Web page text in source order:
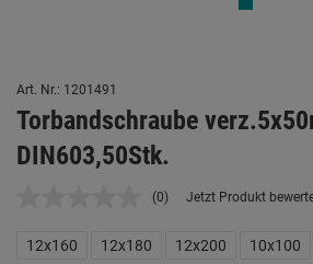
Art. Nr.: 1201491
Torbandschraube
DIN603,50Stk.
Kein
Link
(0) Jetzt Produkt
12x160 12x180 12x200 10x100